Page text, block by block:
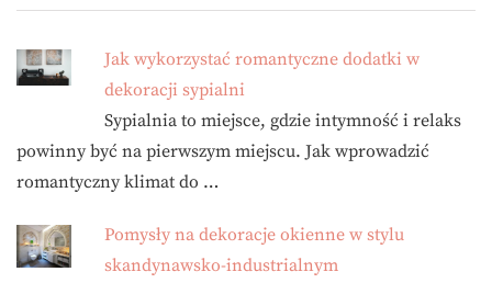
Jak wykorzystać romantyczne dodatki w
dekoracji sypialni
Sypialnia to miejsce, gdzie intymność i relaks
powinny być na pierwszym miejscu. Jak wprowadzić
romantyczny klimat do …
Pomysły na dekoracje okienne w stylu
skandynawsko-industrialnym